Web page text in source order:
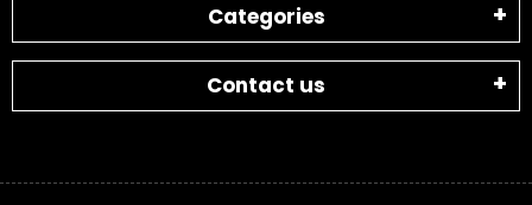
Categories
Contact us